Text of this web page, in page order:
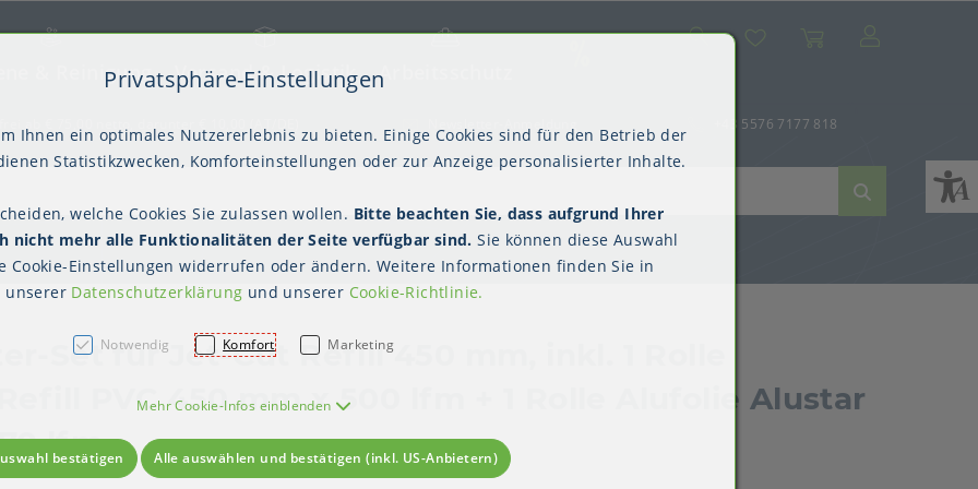
Tisch Gastroverpackungen Küchenbedarf Hygiene & Reinigung
& Reinigung
(PSA) Hygienepapiere Waschraumhygiene Kimberly-Clark™
Versand & Logistik
Palettensicherung Polstern & Kennzeichnen Versandverpackungen
Arbeitsschutz
Einweghauben Mundschutz Schutzkleidung Überschuhe
SucheWunschliste
+43 5576 7177 818
Set für Jet-Cut Refill 450 mm, inkl. 1 Rolle
PVC 450 mm x 500 lfm + 1 Rolle Alufolie Alustar
lfm
Privatsphäre-Einstellungen
Ihnen ein optimales Nutzererlebnis zu bieten. Einige Cookies sind für den Betrieb der
Statistikzwecken, Komforteinstellungen oder zur Anzeige personalisierter Inhalte.
welche Cookies Sie zulassen wollen. Bitte beachten Sie, dass aufgrund Ihrer
nicht mehr alle Funktionalitäten der Seite verfügbar sind. Sie können diese Auswahl
Cookie-Einstellungen widerrufen oder ändern. Weitere Informationen finden Sie in
unserer Datenschutzerklärung und unserer Cookie-Richtlinie.
Notwendig Komfort Marketing
Mehr Cookie-Infos einblenden
bestätigen Alle auswählen und bestätigen (inkl. US-Anbietern)